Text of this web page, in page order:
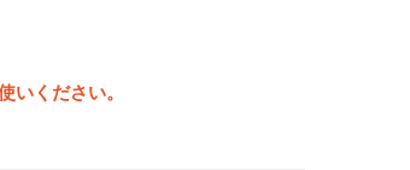
ください。